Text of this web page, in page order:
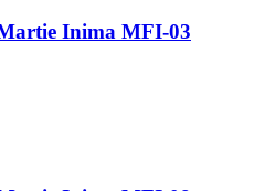
Inima MFI-03